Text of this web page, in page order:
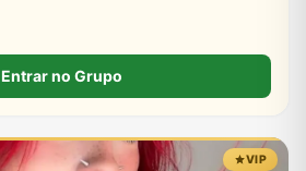
Entrar no Grupo
VIP